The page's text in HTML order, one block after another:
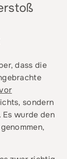
dass die
sondern
wurde den